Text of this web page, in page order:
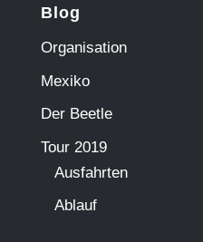
Blog
Organisation
Mexiko
Der Beetle
Tour 2019
Ausfahrten
Ablauf